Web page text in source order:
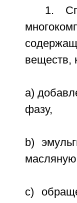
1.
веществ,
a)
фазу,
b)
c)